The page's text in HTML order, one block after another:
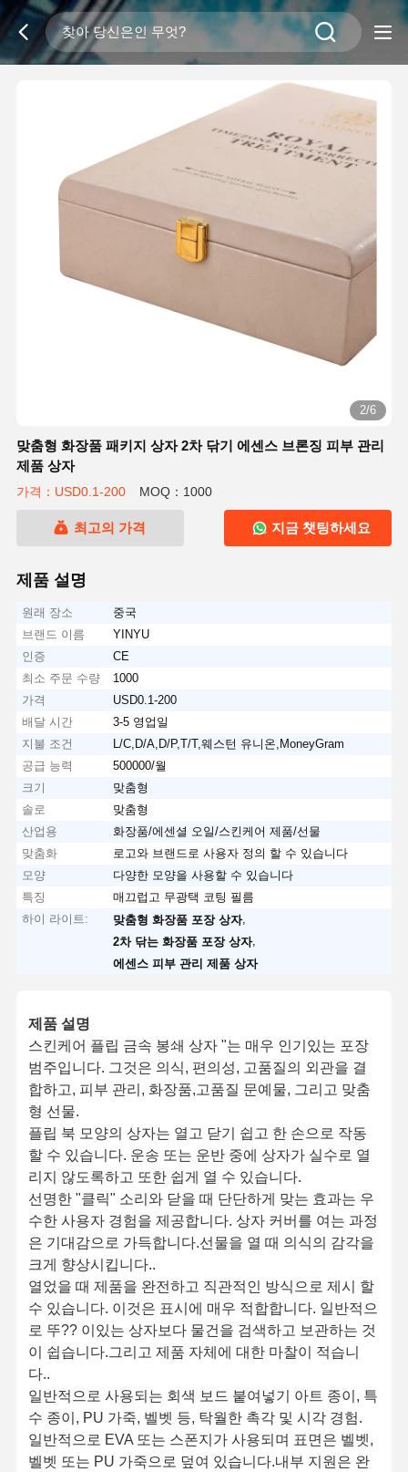
2/6
맞춤형 화장품 패키지 상자 2차 닦기 에센스 브론징 피부 관리
제품 상자
가격：USD0.1-200 MOQ：1000
최고의 가격 지금 챗팅하세요
제품 설명
원래 장소
중국
브랜드 이름
YINYU
인증
CE
최소 주문 수량
1000
가격
USD0.1-200
배달 시간
3-5 영업일
지불 조건
L/C,D/A,D/P,T/T,웨스턴 유니온,MoneyGram
공급 능력
500000/월
크기
맞춤형
솔로
맞춤형
산업용
화장품/에센셜 오일/스킨케어 제품/선물
맞춤화
로고와 브랜드로 사용자 정의 할 수 있습니다
모양
다양한 모양을 사용할 수 있습니다
특징
매끄럽고 무광택 코팅 필름
하이 라이트:
맞춤형 화장품 포장 상자,
2차 닦는 화장품 포장 상자,
에센스 피부 관리 제품 상자
제품 설명
스킨케어 플립 금속 봉쇄 상자 "는 매우 인기있는 포장
범주입니다. 그것은 의식, 편의성, 고품질의 외관을 결
합하고, 피부 관리, 화장품,고품질 문예물, 그리고 맞춤
형 선물.
플립 북 모양의 상자는 열고 닫기 쉽고 한 손으로 작동
할 수 있습니다. 운송 또는 운반 중에 상자가 실수로 열
리지 않도록하고 또한 쉽게 열 수 있습니다.
선명한 "클릭" 소리와 닫을 때 단단하게 맞는 효과는 우
수한 사용자 경험을 제공합니다. 상자 커버를 여는 과정
은 기대감으로 가득합니다.선물을 열 때 의식의 감각을
크게 향상시킵니다..
열었을 때 제품을 완전하고 직관적인 방식으로 제시 할
수 있습니다. 이것은 표시에 매우 적합합니다. 일반적으
로 뚜?? 이있는 상자보다 물건을 검색하고 보관하는 것
이 쉽습니다.그리고 제품 자체에 대한 마찰이 적습니
다..
일반적으로 사용되는 회색 보드 붙여넣기 아트 종이, 특
수 종이, PU 가죽, 벨벳 등, 탁월한 촉각 및 시각 경험.
일반적으로 EVA 또는 스폰지가 사용되며 표면은 벨벳,
벨벳 또는 PU 가죽으로 덮여 있습니다.내부 지원은 완